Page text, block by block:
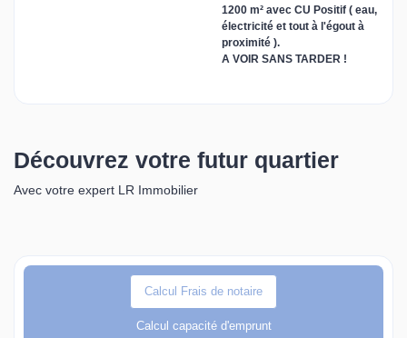
1200 m² avec CU Positif ( eau,
électricité et tout à l'égout à
proximité ).
A VOIR SANS TARDER !
Découvrez votre futur quartier
Avec votre expert LR Immobilier
Calcul Frais de notaire
Calcul capacité d'emprunt